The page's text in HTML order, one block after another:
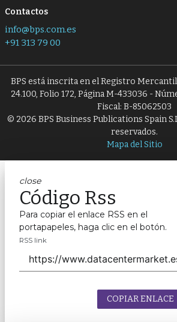
Contactos
info@bps.com.es
+91 313 79 00
BPS está inscrita en el Registro
24.100, Folio 172, Página M-433036 -
Fiscal: B-85062503
© 2026 BPS Business Publications Spain
reservados.
Mapa del Sitio
close
Código Rss
Para copiar el enlace RSS en el
portapapeles, haga clic en el botón.
RSS link
COPIAR ENLACE